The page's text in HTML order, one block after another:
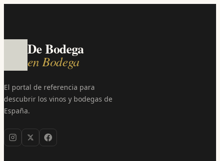
De Bodega
en Bodega
El portal de referencia para
descubrir los vinos y bodegas de
España.